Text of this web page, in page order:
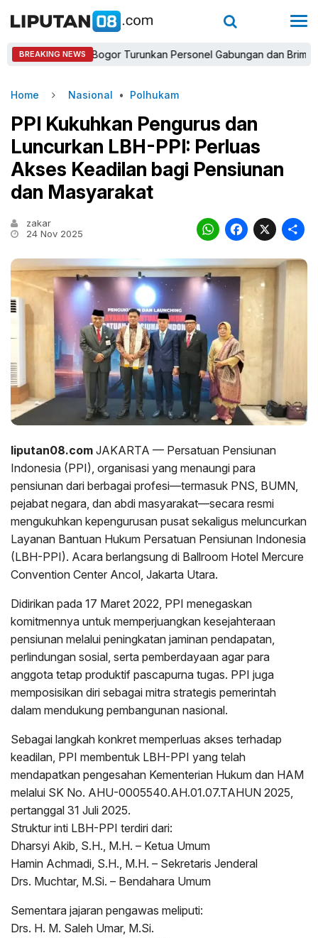
BREAKING NEWS
Kapolres Bogor Turunkan Personel Gabungan dan Brimob,
Home Nasional • Polhukam
PPI Kukuhkan Pengurus dan
Luncurkan LBH-PPI: Perluas
Akses Keadilan bagi Pensiunan
dan Masyarakat
zakar
24 Nov 2025
X
liputan08.com JAKARTA — Persatuan Pensiunan
Indonesia (PPI), organisasi yang menaungi para
pensiunan dari berbagai profesi—termasuk PNS, BUMN,
pejabat negara, dan abdi masyarakat—secara resmi
mengukuhkan kepengurusan pusat sekaligus meluncurkan
Layanan Bantuan Hukum Persatuan Pensiunan Indonesia
(LBH-PPI). Acara berlangsung di Ballroom Hotel Mercure
Convention Center Ancol, Jakarta Utara.
Didirikan pada 17 Maret 2022, PPI menegaskan
komitmennya untuk memperjuangkan kesejahteraan
pensiunan melalui peningkatan jaminan pendapatan,
perlindungan sosial, serta pemberdayaan agar para
anggota tetap produktif pascapurna tugas. PPI juga
memposisikan diri sebagai mitra strategis pemerintah
dalam mendukung pembangunan nasional.
Sebagai langkah konkret memperluas akses terhadap
keadilan, PPI membentuk LBH-PPI yang telah
mendapatkan pengesahan Kementerian Hukum dan HAM
melalui SK No. AHU-0005540.AH.01.07.TAHUN 2025,
pertanggal 31 Juli 2025.
Struktur inti LBH-PPI terdiri dari:
Dharsyi Akib, S.H., M.H. – Ketua Umum
Hamin Achmadi, S.H., M.H. – Sekretaris Jenderal
Drs. Muchtar, M.Si. – Bendahara Umum
Sementara jajaran pengawas meliputi:
Drs. H. M. Saleh Umar, M.Si.